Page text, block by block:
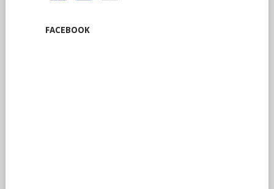
FACEBOOK